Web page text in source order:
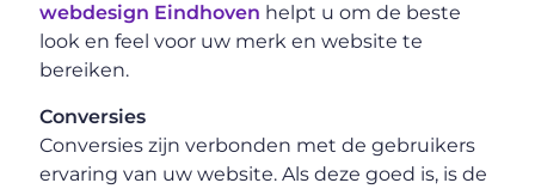
webdesign Eindhoven helpt u om de beste
look en feel voor uw merk en website te
bereiken.
Conversies
Conversies zijn verbonden met de gebruikers
ervaring van uw website. Als deze goed is, is de